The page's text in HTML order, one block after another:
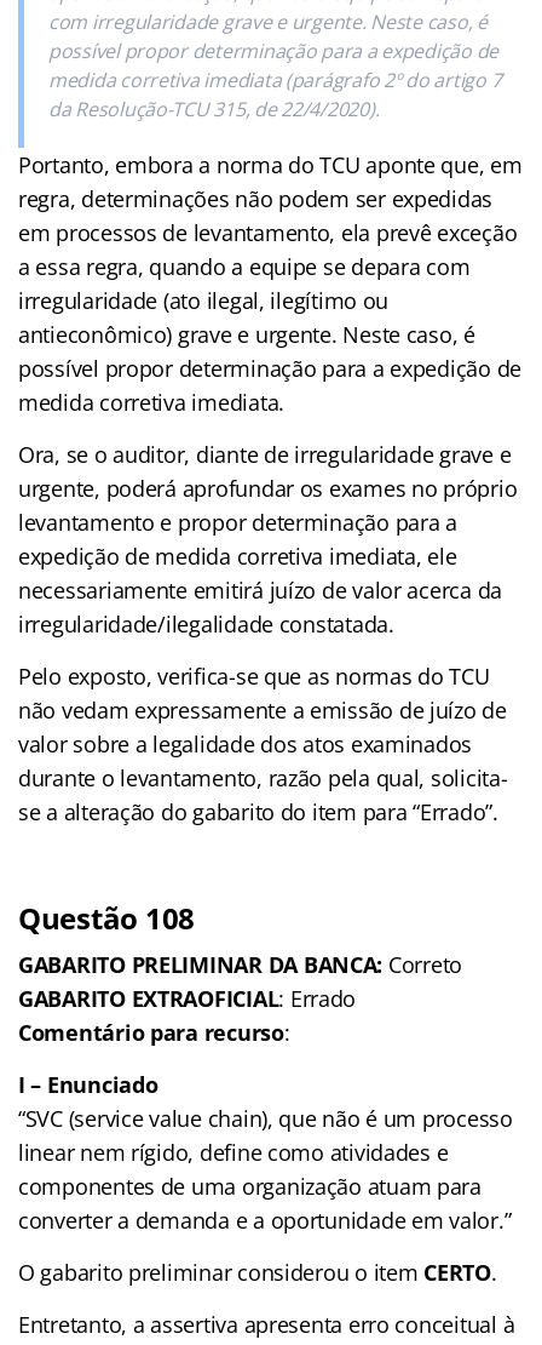
com irregularidade grave e urgente. Neste caso, é
possível propor determinação para a expedição de
medida corretiva imediata (parágrafo 2º do artigo 7
da Resolução-TCU 315, de 22/4/2020).
Portanto, embora a norma do TCU aponte que, em
regra, determinações não podem ser expedidas
em processos de levantamento, ela prevê exceção
a essa regra, quando a equipe se depara com
irregularidade (ato ilegal, ilegítimo ou
antieconômico) grave e urgente. Neste caso, é
possível propor determinação para a expedição de
medida corretiva imediata.
Ora, se o auditor, diante de irregularidade grave e
urgente, poderá aprofundar os exames no próprio
levantamento e propor determinação para a
expedição de medida corretiva imediata, ele
necessariamente emitirá juízo de valor acerca da
irregularidade/ilegalidade constatada.
Pelo exposto, verifica-se que as normas do TCU
não vedam expressamente a emissão de juízo de
valor sobre a legalidade dos atos examinados
durante o levantamento, razão pela qual, solicita-
se a alteração do gabarito do item para “Errado”.
Questão 108
GABARITO PRELIMINAR DA BANCA: Correto
GABARITO EXTRAOFICIAL: Errado
Comentário para recurso:
I – Enunciado
“SVC (service value chain), que não é um processo
linear nem rígido, define como atividades e
componentes de uma organização atuam para
converter a demanda e a oportunidade em valor.”
O gabarito preliminar considerou o item CERTO.
Entretanto, a assertiva apresenta erro conceitual à